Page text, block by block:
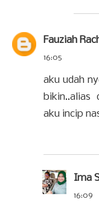
Fauziah
16:05
aku udah
bikin..alias
aku incip
Ima
16:09